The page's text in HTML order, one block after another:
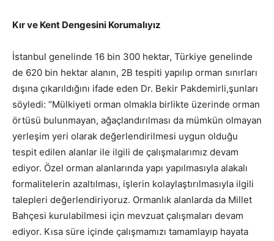
Kır ve Kent Dengesini Korumalıyız
İstanbul genelinde 16 bin 300 hektar, Türkiye genelinde
de 620 bin hektar alanın, 2B tespiti yapılıp orman sınırları
dışına çıkarıldığını ifade eden Dr. Bekir Pakdemirli,şunları
söyledi: “Mülkiyeti orman olmakla birlikte üzerinde orman
örtüsü bulunmayan, ağaçlandırılması da mümkün olmayan
yerleşim yeri olarak değerlendirilmesi uygun olduğu
tespit edilen alanlar ile ilgili de çalışmalarımız devam
ediyor. Özel orman alanlarında yapı yapılmasıyla alakalı
formalitelerin azaltılması, işlerin kolaylaştırılmasıyla ilgili
talepleri değerlendiriyoruz. Ormanlık alanlarda da Millet
Bahçesi kurulabilmesi için mevzuat çalışmaları devam
ediyor. Kısa süre içinde çalışmamızı tamamlayıp hayata